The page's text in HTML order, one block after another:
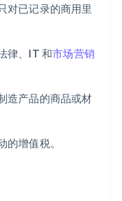
对已记录的商用里
律、IT 和市场营销
造产品的商品或材
的增值税。